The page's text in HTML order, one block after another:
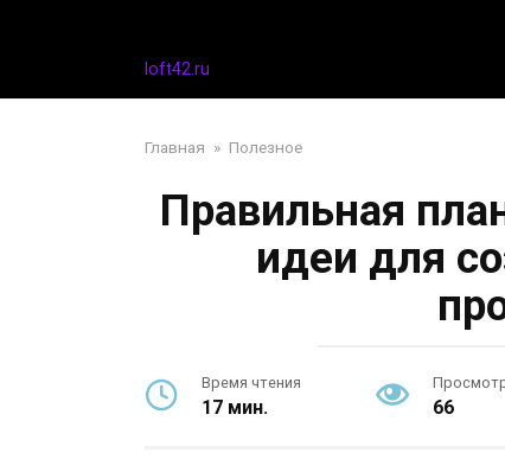
loft42.ru
Главная » Полезное
Правильная
идеи для
Время чтения
17 мин. 66